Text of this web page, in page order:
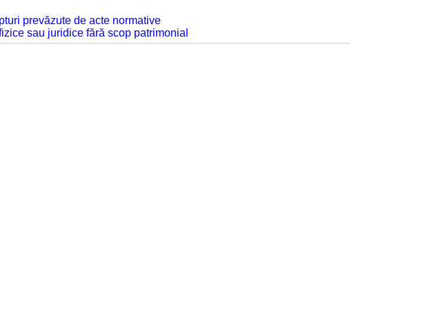
prevăzute de acte normative
sau juridice fără scop patrimonial